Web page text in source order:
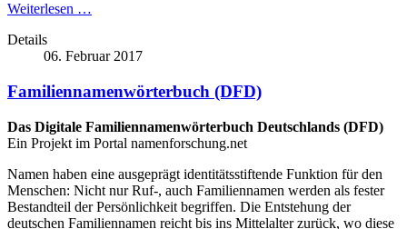
Weiterlesen …
Details
06. Februar 2017
Familiennamenwörterbuch (DFD)
Das Digitale Familiennamenwörterbuch Deutschlands (DFD)
Ein Projekt im Portal namenforschung.net
Namen haben eine ausgeprägt identitätsstiftende Funktion für den
Menschen: Nicht nur Ruf-, auch Familiennamen werden als fester
Bestandteil der Persönlichkeit begriffen. Die Entstehung der
deutschen Familiennamen reicht bis ins Mittelalter zurück, wo diese